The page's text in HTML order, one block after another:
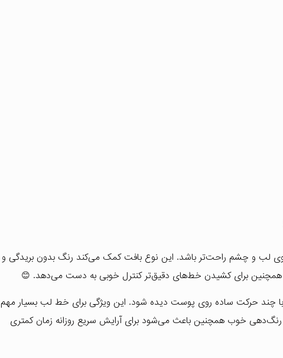
لب و چشم راحت‌تر باشد. این نوع بافت کمک می‌کند رنگ بدون بریدگی و
همچنین برای کشیدن خط‌های دقیق‌تر کنترل خوبی به دست می‌دهد. 😊
رنگدانه‌های این مداد باعث می‌شوند رنگ شماره 501 با چند حرکت ساده روی پوست دیده شود. این ویژگی برای خط لب بسیار مهم
خوب همچنین باعث می‌شود برای آرایش سریع روزانه زمان کمتری